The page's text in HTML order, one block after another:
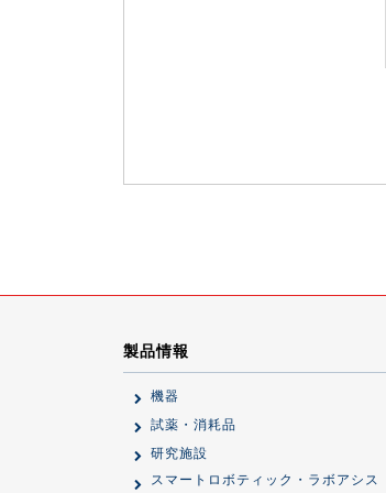
製品情報
機器
試薬・消耗品
研究施設
スマートロボティック・ラボアシス